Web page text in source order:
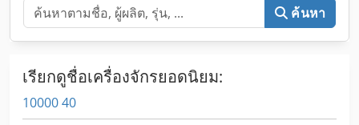
ค้นหา
เรียกดูชื่อเครื่องจักรยอดนิยม:
10000 40